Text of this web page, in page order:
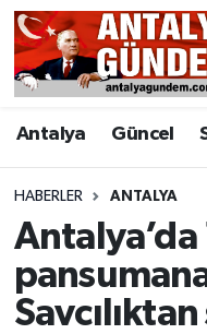
Antalya Güncel
HABERLER ANTALYA
Antalya’da
Antalya
Asayiş
Bilim & Teknoloji
Bölge
EĞİTİM
Antalya Nöbetçi
Antalya Hava
Antalya Namaz
Antalya Trafik
Süper Lig Puan